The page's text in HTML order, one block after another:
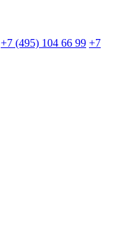
+7 (495) 104 66 99 +7